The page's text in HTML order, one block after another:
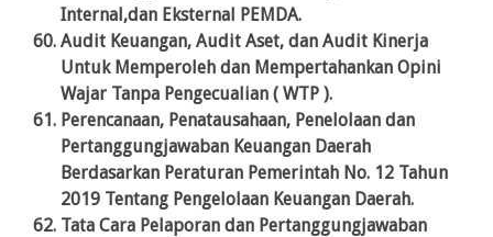
Internal,dan Eksternal PEMDA.
Audit Keuangan, Audit Aset, dan Audit Kinerja
Untuk Memperoleh dan Mempertahankan Opini
Wajar Tanpa Pengecualian ( WTP ).
Perencanaan, Penatausahaan, Penelolaan dan
Pertanggungjawaban Keuangan Daerah
Berdasarkan Peraturan Pemerintah No. 12 Tahun
2019 Tentang Pengelolaan Keuangan Daerah.
Tata Cara Pelaporan dan Pertanggungjawaban